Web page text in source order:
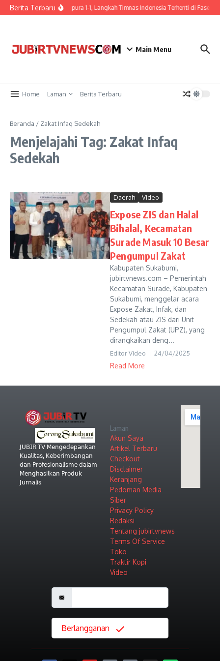
Berita TerbaruDitahan Singapura 1-1, Langkah Timnas Indonesia Terhenti di Fase
Main Menu
Home Laman Berita Terbaru
Beranda / Zakat Infaq Sedekah
Menjelajahi Tag: Zakat Infaq
Sedekah
Daerah Video
Expose ZIS dan Halal
Bihalal, Kecamatan
Surade Masuk 10 Besar
Pengumpul Zakat
Kabupaten Sukabumi,
jubirtvnews.com – Pemerintah
Kecamatan Surade, Kabupaten
Sukabumi, menggelar acara
Expose Zakat, Infak, dan
Sedekah atau ZIS dari Unit
Pengumpul Zakat (UPZ), yang
dirangkaikan deng...
Editor Video 24/04/2025
Read More
𝖩𝖴𝖡𝖨𝖱 𝖳𝖵 𝖬𝖾𝗇𝗀𝖾𝖽𝖾𝗉𝖺𝗇𝗄𝖺𝗇
𝖪𝗎𝖺𝗅𝗂𝗍𝖺𝗌, 𝖪𝖾𝖻𝖾𝗋𝗂𝗆𝖻𝖺𝗇𝗀𝖺𝗇
𝖽𝖺𝗇 𝖯𝗋𝗈𝖿𝖾𝗌𝗂𝗈𝗇𝖺𝗅𝗂𝗌𝗆𝖾 𝖽𝖺𝗅𝖺𝗆
𝖬𝖾𝗇𝗀𝗁𝖺𝗌𝗂𝗅𝗄𝖺𝗇 𝖯𝗋𝗈𝖽𝗎𝗄
𝖩𝗎𝗋𝗇𝖺𝗅𝗂𝗌.
Laman
Akun Saya
Artikel Terbaru
Checkout
Disclaimer
Keranjang
Pedoman Media
Siber
Privacy Policy
Redaksi
Tentang jubirtvnews
Terms Of Service
Toko
Traktir Kopi
Video
Berlangganan